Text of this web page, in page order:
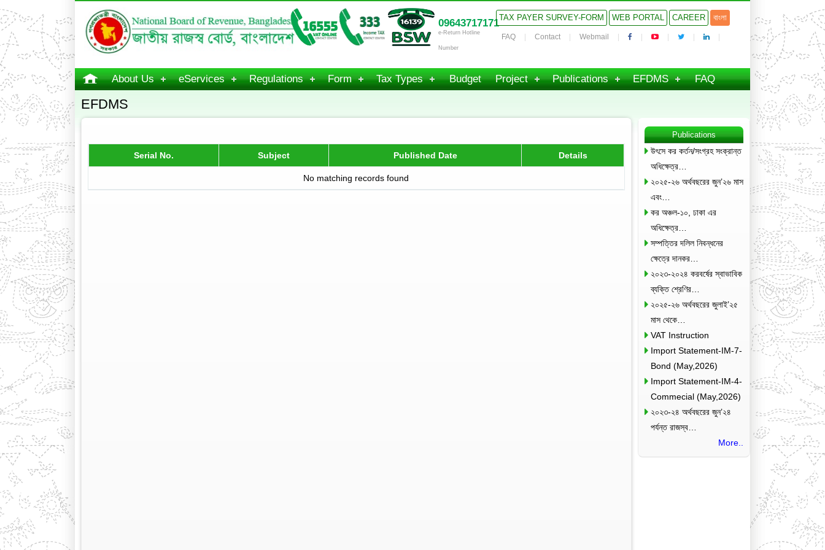
09643717171
e-Return Hotline
Number
TAX PAYER SURVEY-FORM WEB PORTAL CAREER বাংলা
FAQ Contact Webmail
About Us eServices Regulations Form Tax Types Budget Project Publications EFDMS FAQ
EFDMS
Serial No. Subject Published Date Details
No matching records found
Publications
উৎসে কর কর্তন/সংগ্রহ সংক্রান্ত
অধিক্ষেত্র…
২০২৫-২৬ অর্থবছরের জুন’২৬ মাস
এবং…
কর অঞ্চল-১০, ঢাকা এর
অধিক্ষেত্র…
সম্পত্তির দলিল নিবন্ধনের
ক্ষেত্রে দানকর…
২০২৩-২০২৪ করবর্ষের স্বাভাবিক
ব্যক্তি শ্রেণির…
২০২৫-২৬ অর্থবছরের জুলাই’২৫
মাস থেকে…
VAT Instruction
Import Statement-IM-7-
Bond (May,2026)
Import Statement-IM-4-
Commecial (May,2026)
২০২৩-২৪ অর্থবছরের জুন’২৪
পর্যন্ত রাজস্ব…
More..